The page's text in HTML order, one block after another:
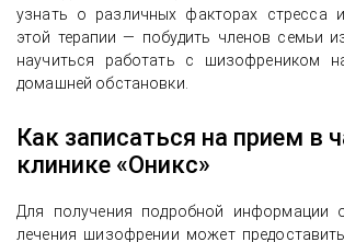
узнать о различных факторах стресса и
этой терапии — побудить членов семьи
научиться работать с шизофреником
домашней обстановки.
Как записаться на прием в
клинике «Оникс»
Для получения подробной информации
лечения шизофрении может